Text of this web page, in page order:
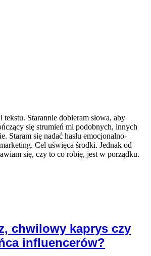
tekstu. Starannie dobieram słowa, aby
się strumień mi podobnych, innych
Staram się nadać hasłu emocjonalno-
Cel uświęca środki. Jednak od
się, czy to co robię, jest w porządku.
chwilowy kaprys czy
influencerów?